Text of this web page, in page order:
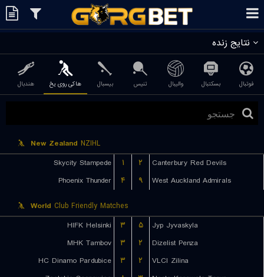
نتایج زنده
فوتبال بسکتبال والیبال تنیس بیسبال هاکی روی یخ هندبال
New Zealand NZIHL
Skycity Stampede
۱ ۲
Canterbury Red Devils
Phoenix Thunder
۴ ۹ West Auckland Admirals
World Club Friendly Matches
HIFK Helsinki
۳ ۵
Jyp Jyvaskyla
MHK Tambov
۳ ۲
Dizelist Penza
HC Dinamo Pardubice
۳ ۲
VLCI Zilina